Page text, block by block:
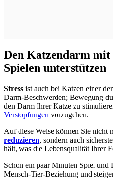
Den Katzendarm mit
Spielen unterstützen
Stress ist auch bei Katzen einer
Darm-Beschwerden; Bewegung
den Darm Ihrer Katze zu
Verstopfungen vorzugehen.
Auf diese Weise können Sie nicht
reduzieren, sondern auch
hält, was die Lebensqualität Ihrer
Schon ein paar Minuten Spiel und
Mensch-Tier-Beziehung und